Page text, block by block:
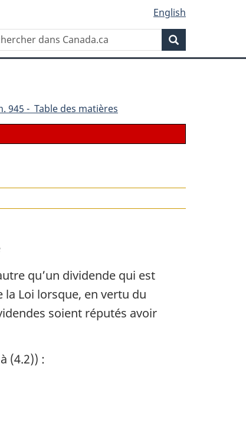
English
945 - Table des matières
qu’un dividende qui est
la Loi lorsque, en vertu du
soient réputés avoir
(4.2)) :